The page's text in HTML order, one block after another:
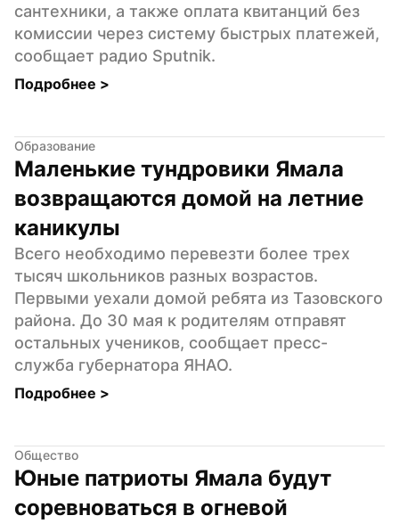
сантехники, а также оплата квитанций без
комиссии через систему быстрых платежей,
сообщает радио Sputnik.
Подробнее >
Образование
Маленькие тундровики Ямала
возвращаются домой на летние
каникулы
Всего необходимо перевезти более трех
тысяч школьников разных возрастов.
Первыми уехали домой ребята из Тазовского
района. До 30 мая к родителям отправят
остальных учеников, сообщает пресс-
служба губернатора ЯНАО.
Подробнее >
Общество
Юные патриоты Ямала будут
соревноваться в огневой